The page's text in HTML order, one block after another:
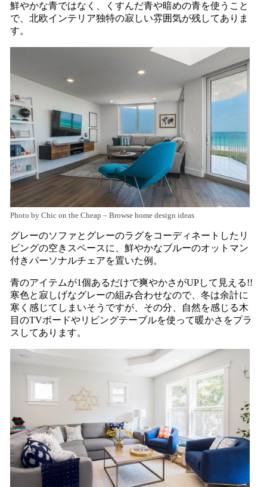
鮮やかな青ではなく、くすんだ青や暗めの青を使うこと
で、北欧インテリア独特の寂しい雰囲気が残してありま
す。
Photo by Chic on the Cheap – Browse home design ideas
グレーのソファとグレーのラグをコーディネートしたリ
ビングの空きスペースに、鮮やかなブルーのオットマン
付きパーソナルチェアを置いた例。
青のアイテムが1個あるだけで爽やかさがUPして見える!!
寒色と寂しげなグレーの組み合わせなので、冬は余計に
寒く感じてしまいそうですが、その分、自然を感じる木
目のTVボードやリビングテーブルを使って暖かさをプラ
スしてあります。